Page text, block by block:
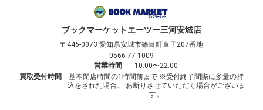
ブックマーケットエーツー三河安城店
〒446-0073 愛知県安城市篠目町童子207番地
0566-77-1009
営業時間
10:00〜22:00
買取受付時間
基本閉店時間の1時間前まで ※受付終了間際に多量の持
込をされた場合、 お断りさせていただく場合がございま
す。